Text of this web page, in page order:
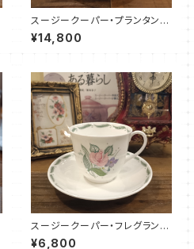
スージークーパー・プランタン・
C＆S（ブルー）SCPR0114
¥14,800
スージークーパー・フレグラン
ス・カップ＆ソーサー（SCFR160
¥6,800